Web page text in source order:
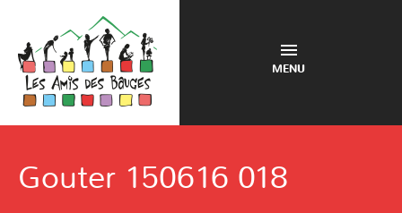
MENU
Gouter 150616 018